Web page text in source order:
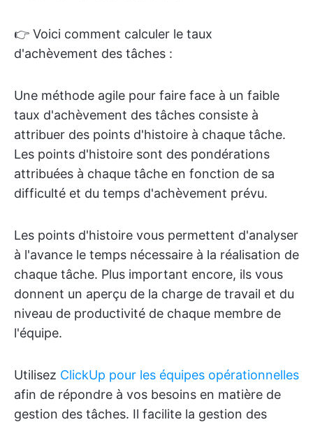
👉 Voici comment calculer le taux
d'achèvement des tâches :
Une méthode agile pour faire face à un faible
taux d'achèvement des tâches consiste à
attribuer des points d'histoire à chaque tâche.
Les points d'histoire sont des pondérations
attribuées à chaque tâche en fonction de sa
difficulté et du temps d'achèvement prévu.
Les points d'histoire vous permettent d'analyser
à l'avance le temps nécessaire à la réalisation de
chaque tâche. Plus important encore, ils vous
donnent un aperçu de la charge de travail et du
niveau de productivité de chaque membre de
l'équipe.
Utilisez ClickUp pour les équipes opérationnelles
afin de répondre à vos besoins en matière de
gestion des tâches. Il facilite la gestion des